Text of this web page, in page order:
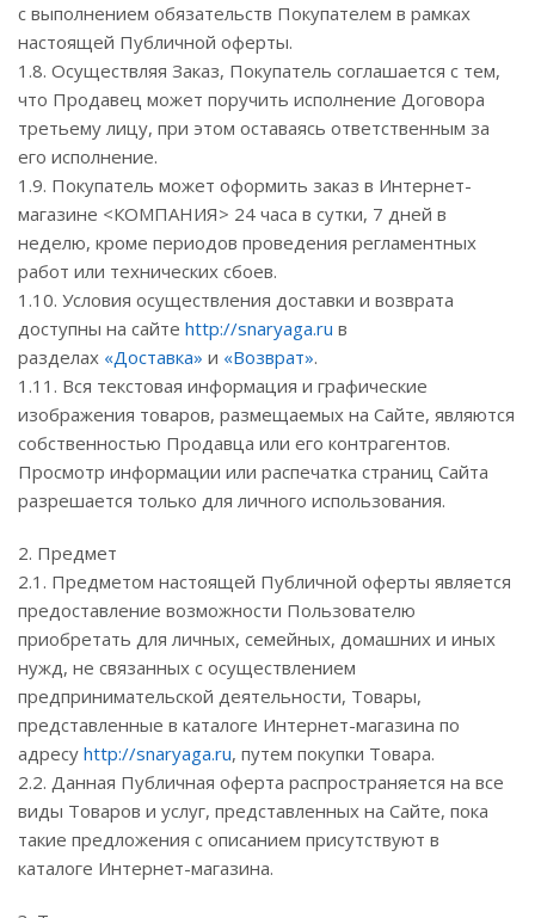
с выполнением обязательств Покупателем в рамках
настоящей Публичной оферты.
1.8. Осуществляя Заказ, Покупатель соглашается с тем,
что Продавец может поручить исполнение Договора
третьему лицу, при этом оставаясь ответственным за
его исполнение.
1.9. Покупатель может оформить заказ в Интернет-
магазине <КОМПАНИЯ> 24 часа в сутки, 7 дней в
неделю, кроме периодов проведения регламентных
работ или технических сбоев.
1.10. Условия осуществления доставки и возврата
доступны на сайте http://snaryaga.ru в
разделах «Доставка» и «Возврат».
1.11. Вся текстовая информация и графические
изображения товаров, размещаемых на Сайте, являются
собственностью Продавца или его контрагентов.
Просмотр информации или распечатка страниц Сайта
разрешается только для личного использования.
2. Предмет
2.1. Предметом настоящей Публичной оферты является
предоставление возможности Пользователю
приобретать для личных, семейных, домашних и иных
нужд, не связанных с осуществлением
предпринимательской деятельности, Товары,
представленные в каталоге Интернет-магазина по
адресу http://snaryaga.ru, путем покупки Товара.
2.2. Данная Публичная оферта распространяется на все
виды Товаров и услуг, представленных на Сайте, пока
такие предложения с описанием присутствуют в
каталоге Интернет-магазина.